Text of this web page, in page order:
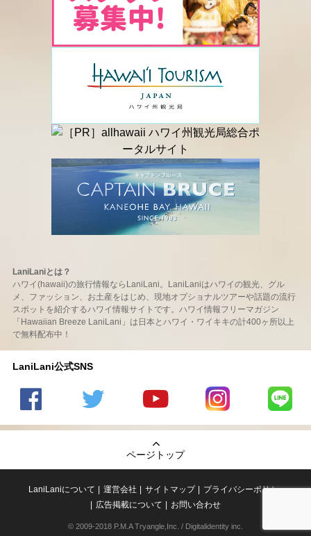
LaniLaniとは？
ハワイ(hawaii)の旅行情報ならLaniLani。LaniLaniはハワイの観光、グル
メ、ファッション、お土産をはじめ、現地オプショナルツアーや話題の流行
スポットを紹介するハワイ情報サイトです。ハワイ情報フリーマガジン
「Hawaiian Breeze LaniLani」は日本とハワイ・ワイキキの計400ヶ所以上
で無料配布中！
LaniLani公式SNS
の
のtwitter
の
Youtube
チャンネ
ページトップ
LaniLaniについて 運営会社 サイトマップ
プライバシーポリシー
広告掲載について
お問い合わせ
© 2009-2018 P.M.A Tryangle,Inc. / Digitalidentity inc.